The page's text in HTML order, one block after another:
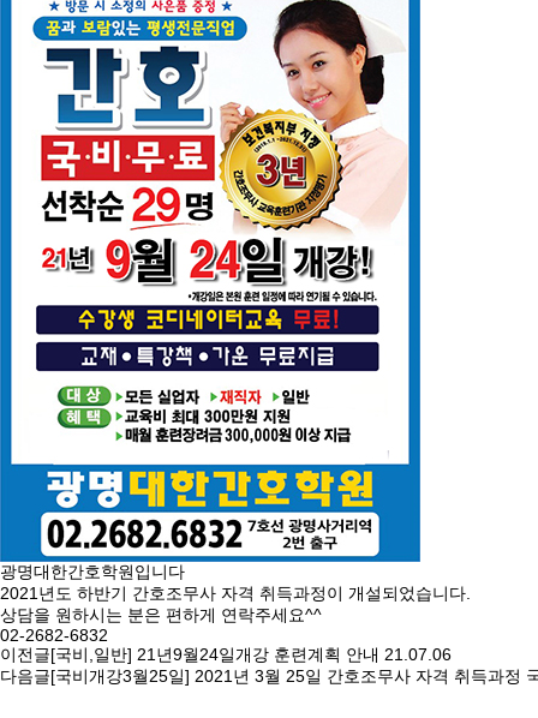
광명대한간호학원입니다
2021년도 하반기 간호조무사 자격 취득과정이 개설되었습니다.
상담을 원하시는 분은 편하게 연락주세요^^
02-2682-6832
이전글 [국비,일반] 21년9월24일개강 훈련계획 안내 21.07.06
다음글 [국비개강3월25일] 2021년 3월 25일 간호조무사 자격 취득과정